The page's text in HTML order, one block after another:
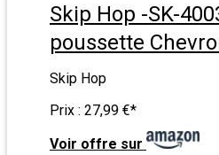
Skip Hop -SK-
poussette
Skip Hop
Prix : 27,99 €*
Voir offre sur